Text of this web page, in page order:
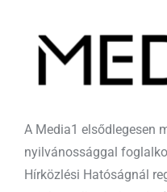
A Media1 elsődlegesen
nyilvánossággal
Hírközlési Hatóságnál